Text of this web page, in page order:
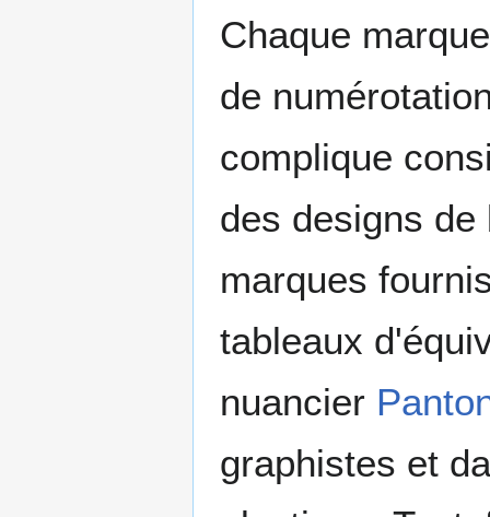
Chaque
de
complique
des designs
marques
tableaux
nuancier
graphistes et